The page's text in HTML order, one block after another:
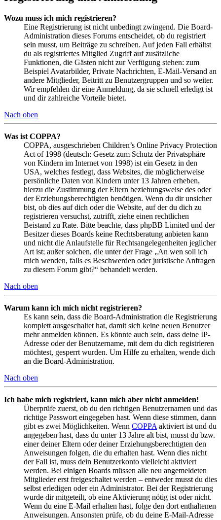
Wozu muss ich mich registrieren?
Eine Registrierung ist nicht unbedingt zwingend. Die Board-
Administration dieses Forums entscheidet, ob du registriert
sein musst, um Beiträge zu schreiben. Auf jeden Fall erhältst
du als registriertes Mitglied Zugriff auf zusätzliche
Funktionen, die Gästen nicht zur Verfügung stehen: zum
Beispiel Avatarbilder, Private Nachrichten, E-Mail-Versand an
andere Mitglieder, Beitritt zu Benutzergruppen und so weiter.
Wir empfehlen dir eine Anmeldung, da sie schnell erledigt ist
und dir zahlreiche Vorteile bietet.
Nach oben
Was ist COPPA?
COPPA, ausgeschrieben Children’s Online Privacy Protection
Act of 1998 (deutsch: Gesetz zum Schutz der Privatsphäre
von Kindern im Internet von 1998) ist ein Gesetz in den
USA, welches festlegt, dass Websites, die möglicherweise
persönliche Daten von Kindern unter 13 Jahren erheben,
hierzu die Zustimmung der Eltern beziehungsweise des oder
der Erziehungsberechtigten benötigen. Wenn du dir unsicher
bist, ob dies auf dich oder die Website, auf der du dich zu
registrieren versuchst, zutrifft, ziehe einen rechtlichen
Beistand zu Rate. Bitte beachte, dass phpBB Limited und der
Besitzer dieses Boards keine Rechtsberatung anbieten kann
und nicht die Anlaufstelle für Rechtsangelegenheiten jeglicher
Art ist; außer solchen, die unter der Frage „An wen soll ich
mich wenden, falls es Beschwerden oder juristische Anfragen
zu diesem Forum gibt?“ behandelt werden.
Nach oben
Warum kann ich mich nicht registrieren?
Es kann sein, dass die Board-Administration die Registrierung
komplett ausgeschaltet hat, damit sich keine neuen Benutzer
mehr anmelden können. Es könnte auch sein, dass deine IP-
Adresse oder der Benutzername, mit dem du dich registrieren
möchtest, gesperrt wurden. Um Hilfe zu erhalten, wende dich
an die Board-Administration.
Nach oben
Ich habe mich registriert, kann mich aber nicht anmelden!
Überprüfe zuerst, ob du den richtigen Benutzernamen und das
richtige Passwort eingegeben hast. Wenn diese stimmen, dann
gibt es zwei Möglichkeiten. Wenn COPPA aktiviert ist und du
angegeben hast, dass du unter 13 Jahre alt bist, musst du bzw.
einer deiner Eltern oder deiner Erziehungsberechtigten den
Anweisungen folgen, die du erhalten hast. Wenn dies nicht
der Fall ist, muss dein Benutzerkonto vielleicht aktiviert
werden. Bei einigen Boards müssen alle neu angemeldeten
Mitglieder erst freigeschaltet werden – entweder musst du dies
selbst erledigen oder ein Administrator. Bei der Registrierung
wurde dir mitgeteilt, ob eine Aktivierung nötig ist oder nicht.
Wenn du eine E-Mail erhalten hast, folge den dort enthaltenen
Anweisungen. Ansonsten prüfe, ob du deine E-Mail-Adresse